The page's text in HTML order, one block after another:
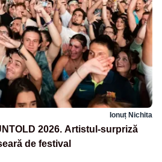
Ionuț Nichita
2026. Artistul-surpriză
de festival